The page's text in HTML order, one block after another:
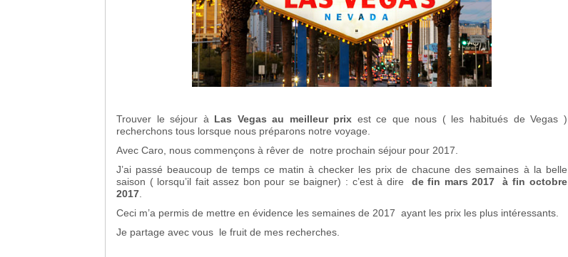
Trouver le séjour àLas Vegas au meilleur prix est ce que nous ( les habitués de Vegas )
recherchons tous lorsque nous préparons notre voyage.
Avec Caro, nous commençons à rêver de notre prochain séjour pour 2017.
J’ai passé beaucoup de temps ce matin à checker les prix de chacune des semaines à la belle
saison ( lorsqu’il fait assez bon pour se baigner) : c’est à dire de fin mars 2017 à fin octobre
2017.
Ceci m’a permis de mettre en évidence les semaines de 2017 ayant les prix les plus intéressants.
Je partage avec vous le fruit de mes recherches.